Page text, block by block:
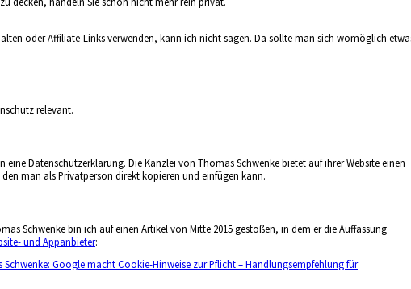
oder Affiliate-Links verwenden, kann ich nicht sagen. Da sollte man sich womöglich
relevant.
Datenschutzerklärung. Die Kanzlei von Thomas Schwenke bietet auf ihrer Website einen
man als Privatperson direkt kopieren und einfügen kann.
Schwenke bin ich auf einen Artikel von Mitte 2015 gestoßen, in dem er die Auffassung
und Appanbieter:
Schwenke: Google macht Cookie-Hinweise zur Pflicht – Handlungsempfehlung für